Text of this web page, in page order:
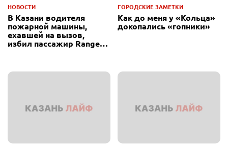
НОВОСТИ
В Казани водителя
пожарной машины,
ехавшей на вызов,
избил пассажир Range
ГОРОДСКИЕ ЗАМЕТКИ
Как до меня у «Кольца»
докопались «гопники»